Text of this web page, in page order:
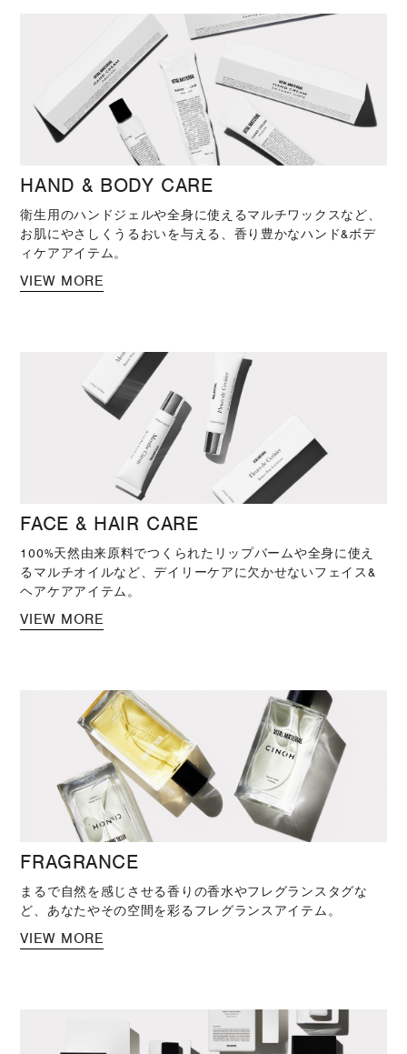
HAND & BODY CARE
衛生用のハンドジェルや全身に使えるマルチワックスなど、
お肌にやさしくうるおいを与える、香り豊かなハンド&ボデ
ィケアアイテム。
VIEW MORE
FACE & HAIR CARE
100%天然由来原料でつくられたリップバームや全身に使え
るマルチオイルなど、デイリーケアに欠かせないフェイス&
ヘアケアアイテム。
VIEW MORE
FRAGRANCE
まるで自然を感じさせる香りの香水やフレグランスタグな
ど、あなたやその空間を彩るフレグランスアイテム。
VIEW MORE